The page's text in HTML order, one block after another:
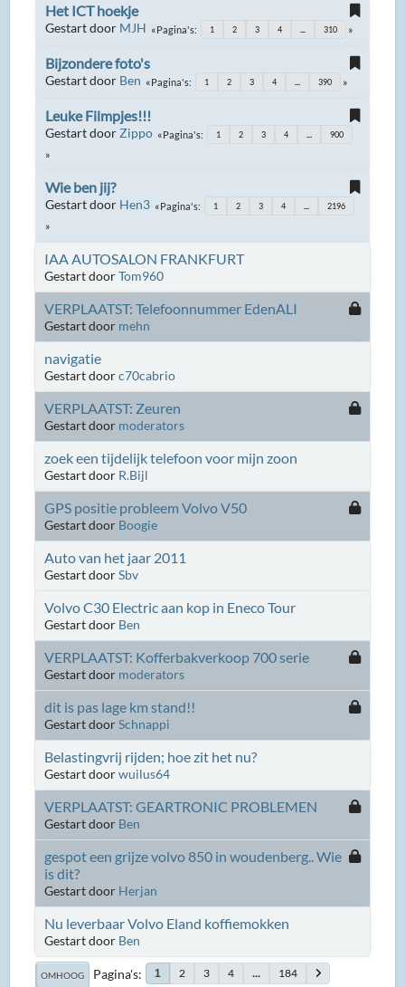
Het ICT hoekje
Gestart door MJH Pagina's 1 2 3 4 310
Bijzondere foto's
Gestart door Ben Pagina's 1 2 3 4 390
Leuke Filmpjes!!!
Gestart door Zippo Pagina's 1 2 3 4 900
Wie ben jij?
Gestart door Hen3 Pagina's 1 2 3 4 2196
IAA AUTOSALON FRANKFURT
Gestart doorTom960
VERPLAATST: Telefoonnummer EdenALI
Gestart door mehn
navigatie
Gestart doorc70cabrio
VERPLAATST: Zeuren
Gestart door moderators
zoek een tijdelijk telefoon voor mijn zoon
Gestart door R.Bijl
GPS positie probleem Volvo V50
Gestart door Boogie
Auto van het jaar 2011
Gestart doorSbv
Volvo C30 Electric aan kop in Eneco Tour
Gestart door Ben
VERPLAATST: Kofferbakverkoop 700 serie
Gestart door moderators
dit is pas lage km stand!!
Gestart doorSchnappi
Belastingvrij rijden; hoe zit het nu?
Gestart doorwuilus64
VERPLAATST: GEARTRONIC PROBLEMEN
Gestart door Ben
gespot een grijze volvo 850 in woudenberg.. Wie
is dit?
Gestart door Herjan
Nu leverbaar Volvo Eland koffiemokken
Gestart door Ben
OMHOOG Pagina's 1 2 3 4 ... 184